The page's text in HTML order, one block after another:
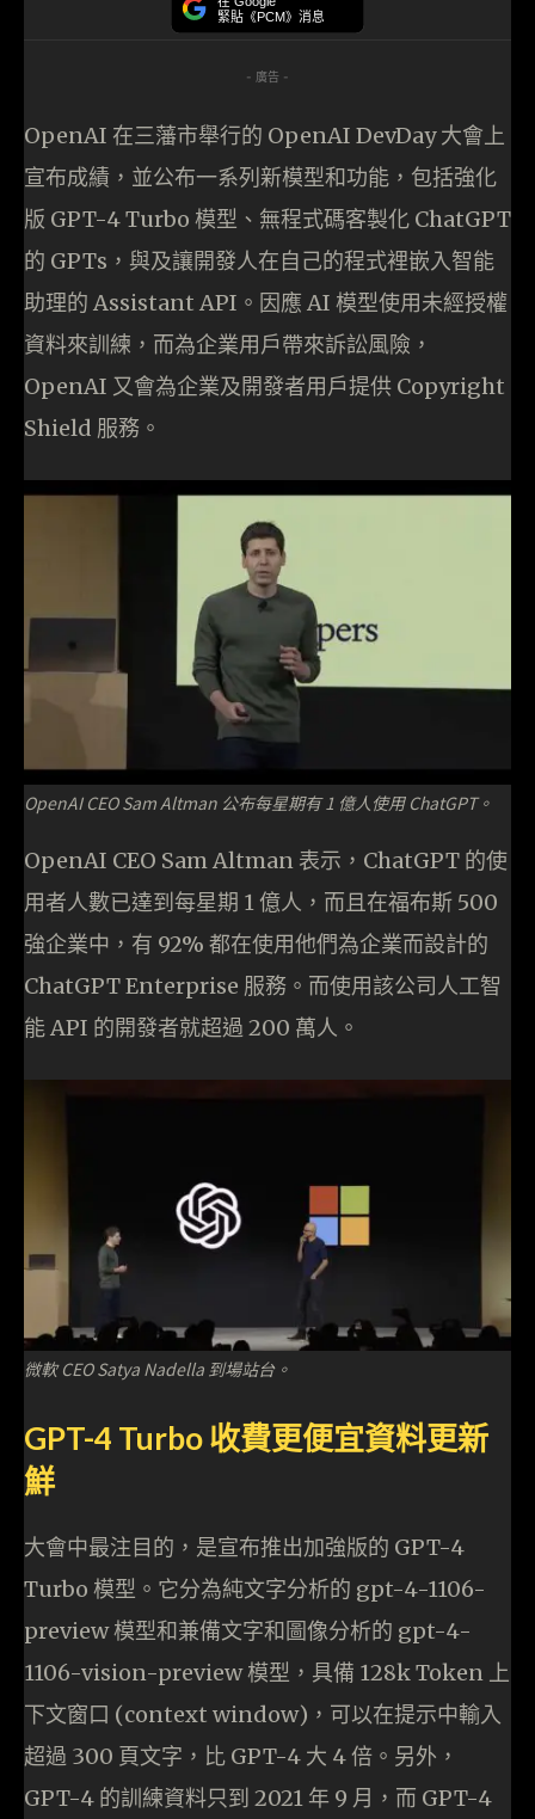
緊貼《PCM》消息
- 廣告 -
OpenAI 在三藩市舉行的 OpenAI DevDay 大會上
宣布成績，並公布一系列新模型和功能，包括強化
版 GPT-4 Turbo 模型、無程式碼客製化 ChatGPT
的 GPTs，與及讓開發人在自己的程式裡嵌入智能
助理的 Assistant API。因應 AI 模型使用未經授權
資料來訓練，而為企業用戶帶來訴訟風險，
OpenAI 又會為企業及開發者用戶提供 Copyright
Shield 服務。
OpenAI CEO Sam Altman 公布每星期有 1 億人使用 ChatGPT。
OpenAI CEO Sam Altman 表示，ChatGPT 的使
用者人數已達到每星期 1 億人，而且在福布斯 500
強企業中，有 92% 都在使用他們為企業而設計的
ChatGPT Enterprise 服務。而使用該公司人工智
能 API 的開發者就超過 200 萬人。
微軟 CEO Satya Nadella 到場站台。
GPT-4 Turbo 收費更便宜資料更新
鮮
大會中最注目的，是宣布推出加強版的 GPT-4
Turbo 模型。它分為純文字分析的 gpt-4-1106-
preview 模型和兼備文字和圖像分析的 gpt-4-
1106-vision-preview 模型，具備 128k Token 上
下文窗口 (context window)，可以在提示中輸入
超過 300 頁文字，比 GPT-4 大 4 倍。另外，
GPT-4 的訓練資料只到 2021 年 9 月，而 GPT-4